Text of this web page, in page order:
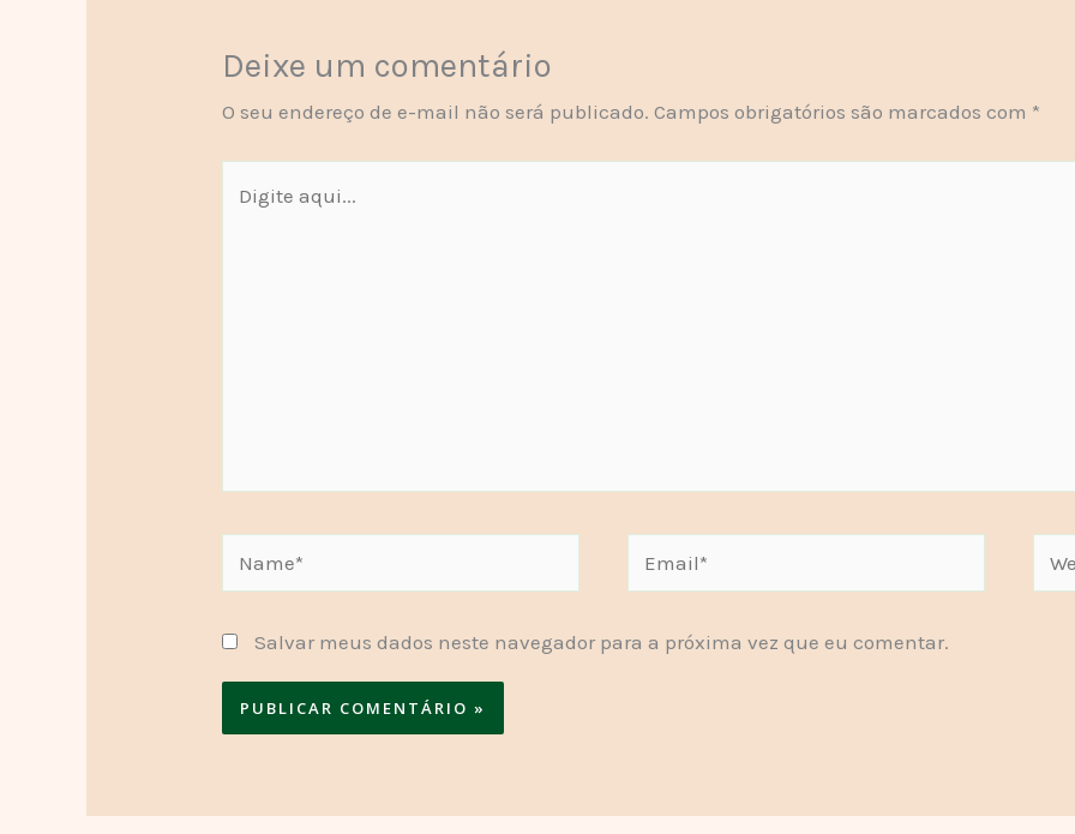
Deixe um comentário
O seu endereço de e-mail não será publicado. Campos obrigatórios são marcados com *
aqui...
Email*
Salvar meus dados neste navegador para a próxima vez que eu comentar.